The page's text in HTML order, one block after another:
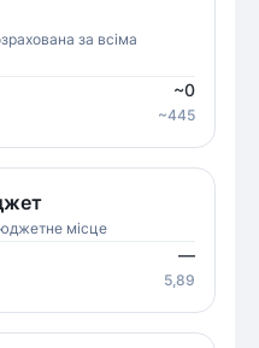
за всіма
~0
~445
місце
—
5,89